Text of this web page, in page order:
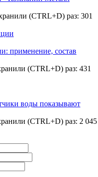
(CTRL+D) раз: 301
применение, состав
(CTRL+D) раз: 431
воды показывают
(CTRL+D) раз: 2 045